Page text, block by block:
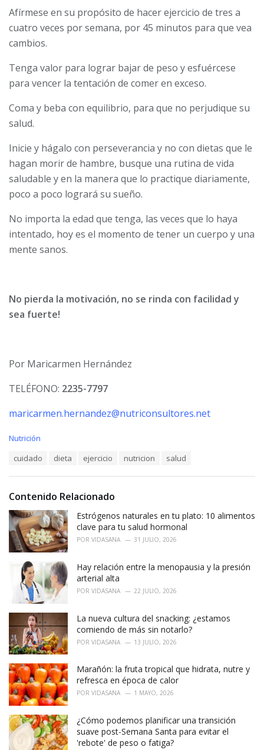
Afírmese en su propósito de hacer ejercicio de tres a
cuatro veces por semana, por 45 minutos para que vea
cambios.
Tenga valor para lograr bajar de peso y esfuércese
para vencer la tentación de comer en exceso.
Coma y beba con equilibrio, para que no perjudique su
salud.
Inicie y hágalo con perseverancia y no con dietas que le
hagan morir de hambre, busque una rutina de vida
saludable y en la manera que lo practique diariamente,
poco a poco logrará su sueño.
No importa la edad que tenga, las veces que lo haya
intentado, hoy es el momento de tener un cuerpo y una
mente sanos.
No pierda la motivación, no se rinda con facilidad y
sea fuerte!
Por Maricarmen Hernández
TELÉFONO: 2235-7797
maricarmen.hernandez@nutriconsultores.net
C
o
r
i
e
s
Nutrición
:
cuidado dieta ejercicio nutricion salud
Contenido Relacionado
Estrógenos naturales en tu plato: 10 alimentos
clave para tu salud hormonal
POR VIDASANA 31 JULIO, 2026
Hay relación entre la menopausia y la presión
arterial alta
POR VIDASANA 22 JULIO, 2026
La nueva cultura del snacking: ¿estamos
comiendo de más sin notarlo?
POR VIDASANA 13 JULIO, 2026
Marañón: la fruta tropical que hidrata, nutre y
refresca en época de calor
POR VIDASANA 1 MAYO, 2026
¿Cómo podemos planificar una transición
suave post-Semana Santa para evitar el
'rebote' de peso o fatiga?